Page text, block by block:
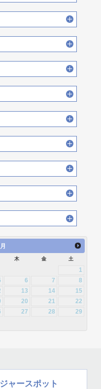
2022年7月 [19]
2022年5月 [14]
2021年9月 [14]
2021年7月 [22]
2021年5月 [18]
2020年11月 [9]
2020年9月 [16]
2020年7月 [16]
2020年5月 [14]
2019年11月 [17]
2019年9月 [15]
2019年7月 [21]
2019年5月 [20]
2018年11月 [14]
2018年9月 [12]
2018年5月 [14]
2017年11月 [22]
2017年9月 [24]
2017年7月 [26]
2017年5月 [27]
2016年11月 [28]
2016年9月 [28]
2016年7月 [27]
2016年5月 [30]
2015年11月 [19]
2015年9月 [30]
2015年7月 [28]
2015年5月 [30]
2015年1月 [25]
2014年11月 [23]
2014年9月 [26]
2014年7月 [28]
2014年5月 [25]
2013年11月 [22]
2013年9月 [27]
2013年1月 [31]
2012年11月 [12]
2012年9月 [5]
2012年7月 [1]
木 金 土
1
6 7
8
13 14
15
20 21
22
27 28
29
ャースポット